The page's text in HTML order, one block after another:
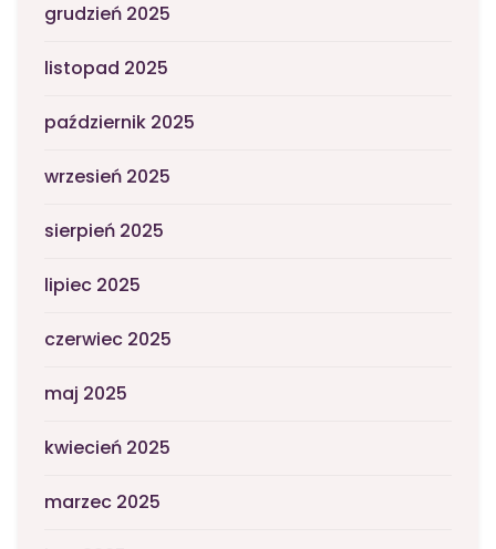
grudzień 2025
listopad 2025
październik 2025
wrzesień 2025
sierpień 2025
lipiec 2025
czerwiec 2025
maj 2025
kwiecień 2025
marzec 2025